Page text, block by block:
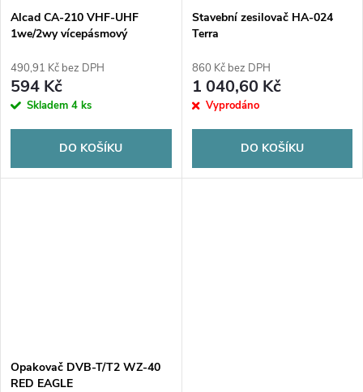
Alcad CA-210 VHF-UHF
1we/2wy vícepásmový
490,91 Kč bez DPH
594 Kč
Skladem 4 ks
DO KOŠÍKU
Stavební zesilovač HA-024
Terra
860 Kč bez DPH
1 040,60 Kč
Vyprodáno
DO KOŠÍKU
Opakovač DVB-T/T2 WZ-40
RED EAGLE